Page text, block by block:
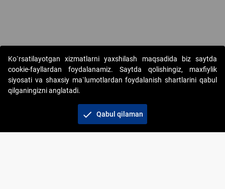
Copyright © 2017-2026. "Elektron onlayn-auksionlarni tashkil etish"
AJ. Barcha huquqlar himoyalangan
+998 71 202-21-11
Ko`rsatilayotgan xizmatlarni yaxshilash maqsadida biz saytda
cookie-fayllardan foydalanamiz. Saytda qolishingiz, maxfiylik
siyosati va shaxsiy ma`lumotlardan foydalanish shartlarini qabul
qilganingizni anglatadi.
check Qabul qilaman